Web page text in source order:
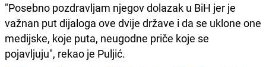
"Posebno pozdravljam njegov dolazak u BiH jer je
važnan put dijaloga ove dvije države i da se uklone one
medijske, koje puta, neugodne priče koje se
pojavljuju", rekao je Puljić.